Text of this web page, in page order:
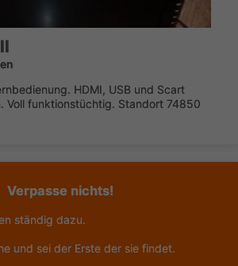
HDMI, USB und Scart
Voll funktionstüchtig. Standort 74850
Verpasse nichts!
ständig dazu.
und sei der Erste der sie findet.